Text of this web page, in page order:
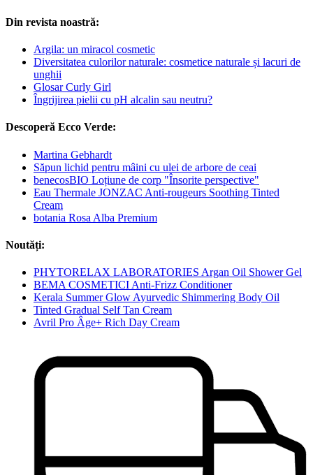
Din revista noastră:
Argila: un miracol cosmetic
Diversitatea culorilor naturale: cosmetice naturale și lacuri de
unghii
Glosar Curly Girl
Îngrijirea pielii cu pH alcalin sau neutru?
Descoperă Ecco Verde:
Martina Gebhardt
Săpun lichid pentru mâini cu ulei de arbore de ceai
benecosBIO Loțiune de corp "Însorite perspective"
Eau Thermale JONZAC Anti-rougeurs Soothing Tinted
Cream
botania Rosa Alba Premium
Noutăți:
PHYTORELAX LABORATORIES Argan Oil Shower Gel
BEMA COSMETICI Anti-Frizz Conditioner
Kerala Summer Glow Ayurvedic Shimmering Body Oil
Tinted Gradual Self Tan Cream
Avril Pro Âge+ Rich Day Cream